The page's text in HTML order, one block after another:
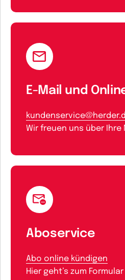
E-Mail und
Wir freuen uns über Ihre
Aboservice
Abo online kündigen
Hier geht’s zum Formular